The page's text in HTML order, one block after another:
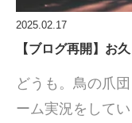
2025.02.17
【ブログ再開】お
どうも。鳥の爪
ーム実況をして